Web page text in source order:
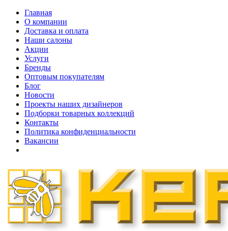
Главная
О компании
Доставка и оплата
Наши cалоны
Акции
Услуги
Бренды
Оптовым покупателям
Блог
Новости
Проекты наших дизайнеров
Подборки товарных коллекций
Контакты
Политика конфиденциальности
Вакансии